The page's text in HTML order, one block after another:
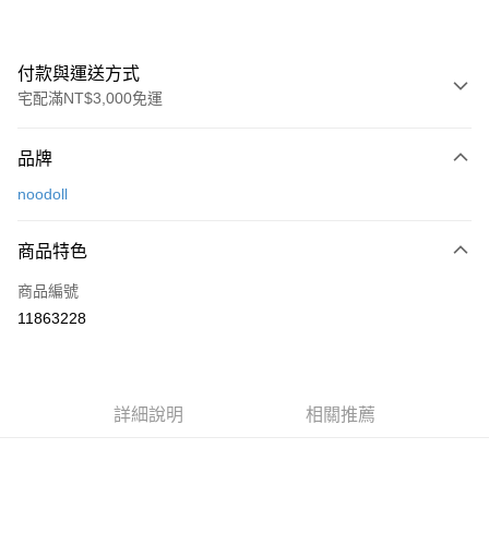
付款與運送方式
宅配滿NT$3,000免運
信用卡一次付款
運送方式
付款後全家取貨
品牌
noodoll
商品特色
商品編號
11863228
詳細說明 相關推薦